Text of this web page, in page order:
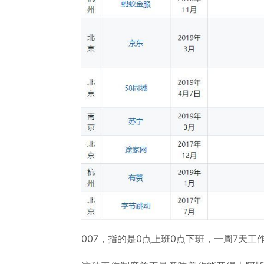
007，指的是0点上班0点下班，一周7天工